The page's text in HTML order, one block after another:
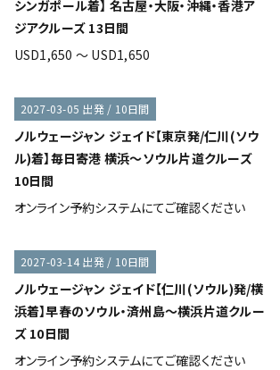
シンガポール着】 名古屋・大阪・沖縄・香港ア
ジアクルーズ 13日間
USD1,650 ～ USD1,650
2027-03-05 出発 / 10日間
ノルウェージャン ジェイド【東京発/仁川(ソウ
ル)着】毎日寄港 横浜～ソウル片道クルーズ
10日間
オンライン予約システムにてご確認ください
2027-03-14 出発 / 10日間
ノルウェージャン ジェイド【仁川(ソウル)発/横
浜着】早春のソウル・済州島～横浜片道クルー
ズ 10日間
オンライン予約システムにてご確認ください